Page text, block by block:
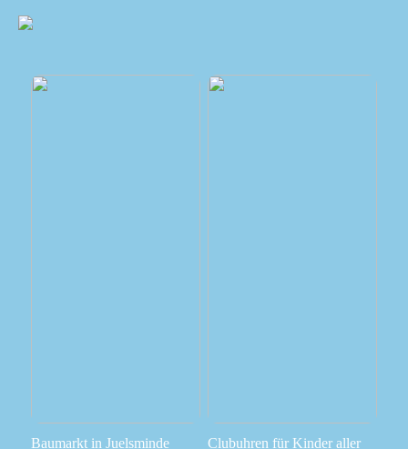
Baumarkt in Juelsminde Clubuhren für Kinder aller